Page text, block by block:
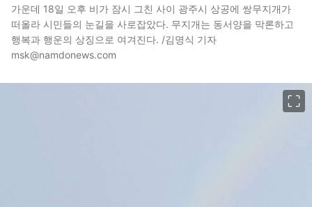
가운데 18일 오후 비가 잠시 그친 사이 광주시 상공에 쌍무지개가
떠올라 시민들의 눈길을 사로잡았다. 무지개는 동서양을 막론하고
행복과 행운의 상징으로 여겨진다. /김명식 기자
msk@namdonews.com